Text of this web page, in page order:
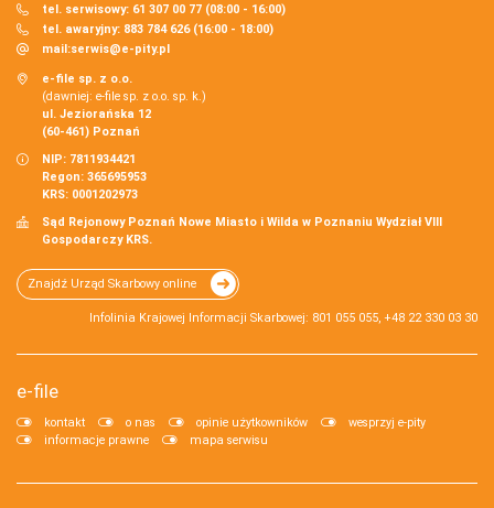
tel. serwisowy: 61 307 00 77 (08:00 - 16:00)
tel. awaryjny: 883 784 626 (16:00 - 18:00)
mail:serwis@e-pity.pl
e-file sp. z o.o.
(dawniej: e-file sp. z o.o. sp. k.)
ul. Jeziorańska 12
(60-461) Poznań
NIP: 7811934421
Regon: 365695953
KRS: 0001202973
Sąd Rejonowy Poznań Nowe Miasto i Wilda w Poznaniu Wydział VIII
Gospodarczy KRS.
Znajdź Urząd Skarbowy online
Infolinia Krajowej Informacji Skarbowej: 801 055 055, +48 22 330 03 30
e-file
kontakt o nas opinie użytkowników
wesprzyj e-pity
informacje prawne
mapa serwisu